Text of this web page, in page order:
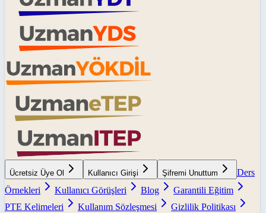
Ücretsiz Üye Ol Kullanıcı Girişi Şifremi Unuttum
Ders
Örnekleri
Kullanıcı Görüşleri Blog
Garantili Eğitim
PTE Kelimeleri
Kullanım Sözleşmesi
Gizlilik Politikası